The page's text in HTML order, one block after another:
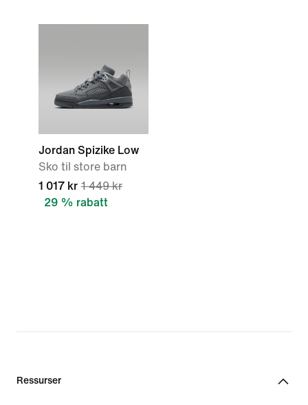
Jordan Spizike Low
Sko til store barn
1 017 kr 1 449 kr
29 % rabatt
Ressurser